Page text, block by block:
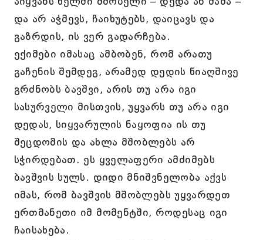
და არ აჭმევს, ჩაიხუტებს, დაიცავს და
გაზრდის, ის ვერ გადარჩება.
ექიმები იმასაც ამბობენ, რომ არათუ
გაჩენის შემდეგ, არამედ დედის წიაღშივე
გრძნობს ბავშვი, არის თუ არა იგი
სასურველი მისთვის, უყვარს თუ არა იგი
დედას, სიყვარულის ნაყოფია ის თუ
შეცდომის და ახლა მშობლებს არ
სჭირდებათ. ეს ყველაფერი ამძიმებს
ბავშვის სულს. დიდი მნიშვნელობა აქვს
იმას, რომ ბავშვის მშობლებს უყვარდეთ
ერთმანეთი იმ მომენტში, როდესაც იგი
ჩაისახება.